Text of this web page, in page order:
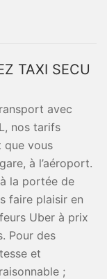
TAXI SECU
avec
nos tarifs
que vous
à l’aéroport.
la portée de
faire plaisir en
Uber à prix
Pour des
et
;